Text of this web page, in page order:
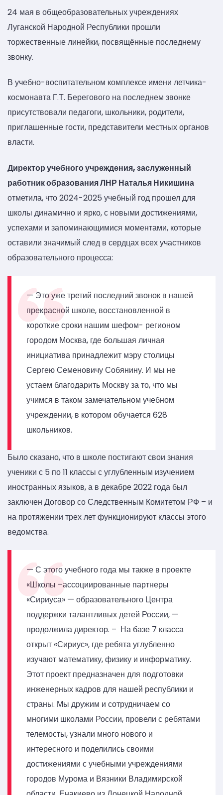
24 мая в общеобразовательных учреждениях
Луганской Народной Республики прошли
торжественные линейки, посвящённые последнему
звонку.
В учебно-воспитательном комплексе имени летчика-
космонавта Г.Т. Берегового на последнем звонке
присутствовали педагоги, школьники, родители,
приглашенные гости, представители местных органов
власти.
Директор учебного учреждения, заслуженный
работник образования ЛНР Наталья Никишина
отметила, что 2024-2025 учебный год прошел для
школы динамично и ярко, с новыми достижениями,
успехами и запоминающимися моментами, которые
оставили значимый след в сердцах всех участников
образовательного процесса:
— Это уже третий последний звонок в нашей
прекрасной школе, восстановленной в
короткие сроки нашим шефом- регионом
городом Москва, где большая личная
инициатива принадлежит мэру столицы
Сергею Семеновичу Собянину. И мы не
устаем благодарить Москву за то, что мы
учимся в таком замечательном учебном
учреждении, в котором обучается 628
школьников.
Было сказано, что в школе постигают свои знания
ученики с 5 по 11 классы с углубленным изучением
иностранных языков, а в декабре 2022 года был
заключен Договор со Следственным Комитетом РФ – и
на протяжении трех лет функционируют классы этого
ведомства.
— С этого учебного года мы также в проекте
«Школы –ассоциированные партнеры
«Сириуса» — образовательного Центра
поддержки талантливых детей России, —
продолжила директор. – На базе 7 класса
открыт «Сириус», где ребята углубленно
изучают математику, физику и информатику.
Этот проект предназначен для подготовки
инженерных кадров для нашей республики и
страны. Мы дружим и сотрудничаем со
многими школами России, провели с ребятами
телемосты, узнали много нового и
интересного и поделились своими
достижениями с учебными учреждениями
городов Мурома и Вязники Владимирской